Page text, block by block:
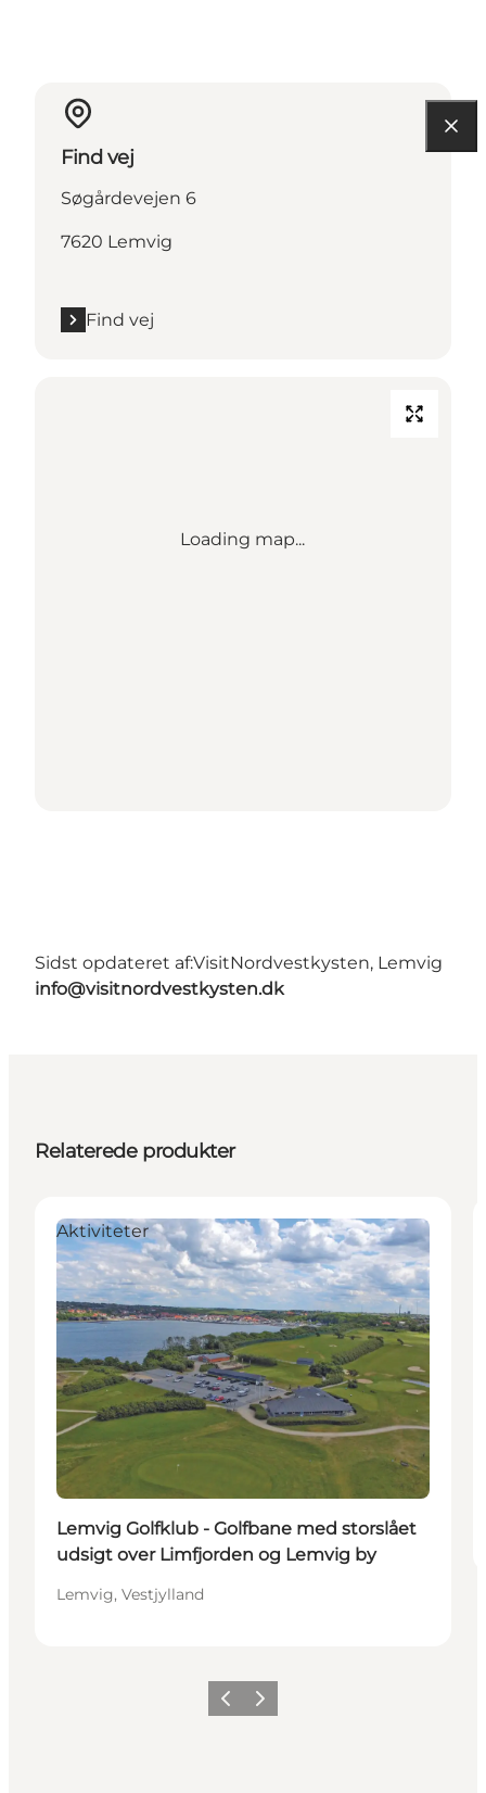
Find vej
Søgårdevejen 6
7620 Lemvig
Find vej
Loading map...
Sidst opdateret af:VisitNordvestkysten, Lemvig
info@visitnordvestkysten.dk
Relaterede produkter
Aktiviteter
Lemvig Golfklub - Golfbane med storslået
udsigt over Limfjorden og Lemvig by
Lemvig, Vestjylland
ForrigeNæste